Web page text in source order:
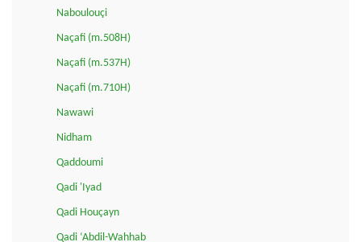
Naboulouçi
Naçafi (m.508H)
Naçafi (m.537H)
Naçafi (m.710H)
Nawawi
Nidham
Qaddoumi
Qadi 'Iyad
Qadi Houçayn
Qadi ‘Abdil-Wahhab